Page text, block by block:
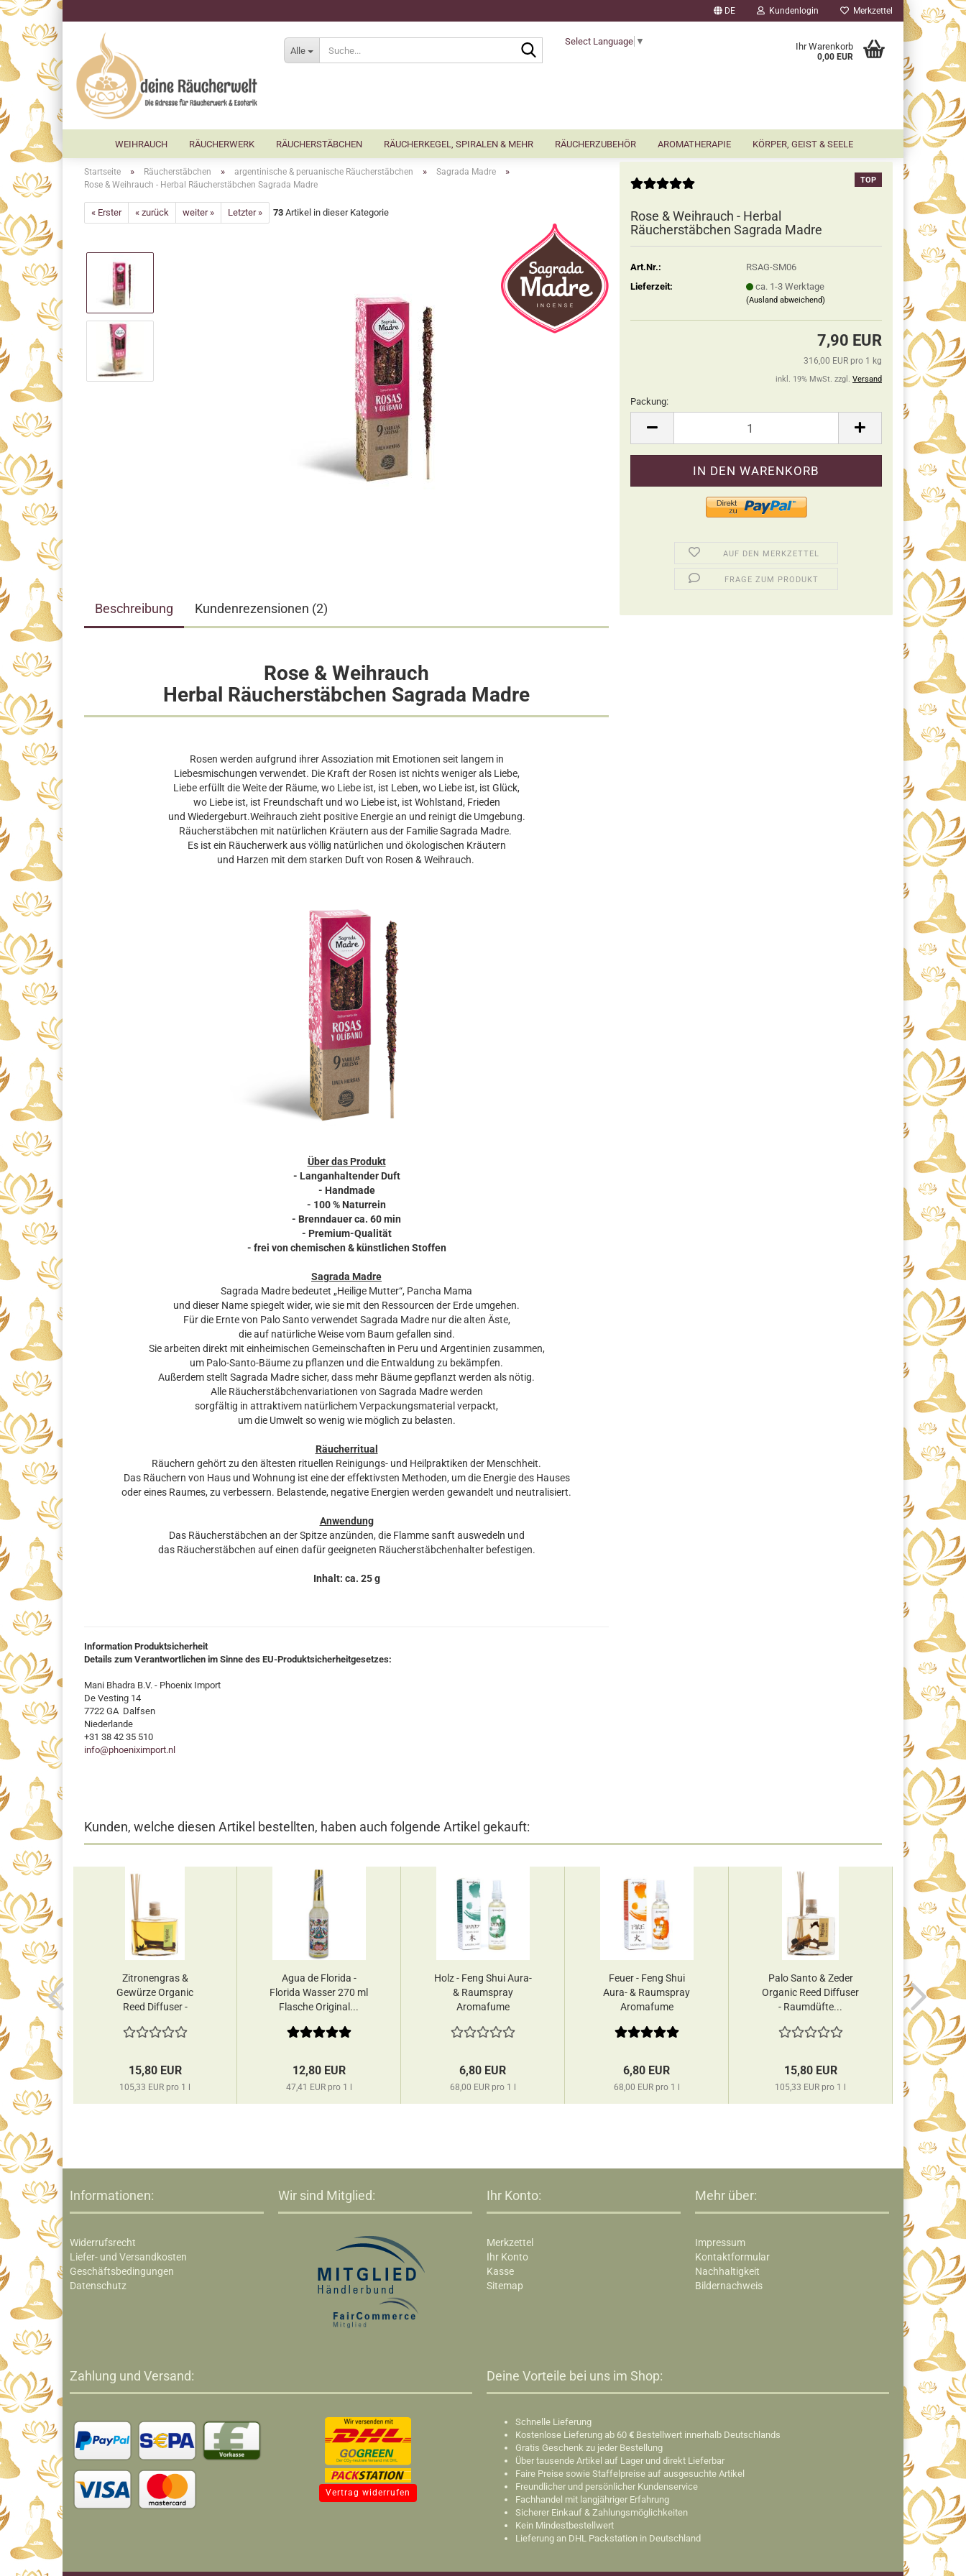
DE Kundenlogin Merkzettel
Alle
Suche...Select Language ▼ Ihr Warenkorb
0,00 EUR
WEIHRAUCH RÄUCHERWERK RÄUCHERSTÄBCHEN RÄUCHERKEGEL, SPIRALEN & MEHR RÄUCHERZUBEHÖR AROMATHERAPIE KÖRPER, GEIST & SEELE
Startseite » Räucherstäbchen » argentinische & peruanische Räucherstäbchen » Sagrada Madre »
Rose & Weihrauch - Herbal Räucherstäbchen Sagrada Madre
« Erster « zurück weiter » Letzter » 73 Artikel in dieser Kategorie
TOP
Rose & Weihrauch - Herbal
Räucherstäbchen Sagrada Madre
Art.Nr.:
RSAG-SM06
Lieferzeit:
ca. 1-3 Werktage
(Ausland abweichend)
7,90 EUR
316,00 EUR pro 1 kg
inkl. 19% MwSt. zzgl. Versand
Packung:
Packung
AUF DEN MERKZETTEL
FRAGE ZUM PRODUKT
Beschreibung Kundenrezensionen (2)
Rose & Weihrauch
Herbal Räucherstäbchen Sagrada Madre
Rosen werden aufgrund ihrer Assoziation mit Emotionen seit langem in
Liebesmischungen verwendet. Die Kraft der Rosen ist nichts weniger als Liebe,
Liebe erfüllt die Weite der Räume, wo Liebe ist, ist Leben, wo Liebe ist, ist Glück,
wo Liebe ist, ist Freundschaft und wo Liebe ist, ist Wohlstand, Frieden
und Wiedergeburt.Weihrauch zieht positive Energie an und reinigt die Umgebung.
Räucherstäbchen mit natürlichen Kräutern aus der Familie Sagrada Madre.
Es ist ein Räucherwerk aus völlig natürlichen und ökologischen Kräutern
und Harzen mit dem starken Duft von Rosen & Weihrauch.
Über das Produkt
- Langanhaltender Duft
- Handmade
- 100 % Naturrein
- Brenndauer ca. 60 min
- Premium-Qualität
- frei von chemischen & künstlichen Stoffen
Sagrada Madre
Sagrada Madre bedeutet „Heilige Mutter“, Pancha Mama
und dieser Name spiegelt wider, wie sie mit den Ressourcen der Erde umgehen.
Für die Ernte von Palo Santo verwendet Sagrada Madre nur die alten Äste,
die auf natürliche Weise vom Baum gefallen sind.
Sie arbeiten direkt mit einheimischen Gemeinschaften in Peru und Argentinien zusammen,
um Palo-Santo-Bäume zu pflanzen und die Entwaldung zu bekämpfen.
Außerdem stellt Sagrada Madre sicher, dass mehr Bäume gepflanzt werden als nötig.
Alle Räucherstäbchenvariationen von Sagrada Madre werden
sorgfältig in attraktivem natürlichem Verpackungsmaterial verpackt,
um die Umwelt so wenig wie möglich zu belasten.
Räucherritual
Räuchern gehört zu den ältesten rituellen Reinigungs- und Heilpraktiken der Menschheit.
Das Räuchern von Haus und Wohnung ist eine der effektivsten Methoden, um die Energie des Hauses
oder eines Raumes, zu verbessern. Belastende, negative Energien werden gewandelt und neutralisiert.
Anwendung
Das Räucherstäbchen an der Spitze anzünden, die Flamme sanft auswedeln und
das Räucherstäbchen auf einen dafür geeigneten Räucherstäbchenhalter befestigen.
Inhalt: ca. 25 g
Information Produktsicherheit
Details zum Verantwortlichen im Sinne des EU-Produktsicherheitgesetzes:
Mani Bhadra B.V. - Phoenix Import
De Vesting 14
7722 GA Dalfsen
Niederlande
+31 38 42 35 510
info@phoeniximport.nl
Kunden, welche diesen Artikel bestellten, haben auch folgende Artikel gekauft:
&
Zitronengras &
Gewürze Organic
Reed Diffuser -
15,80 EUR
105,33 EUR pro 1 l
Agua de Florida -
Florida Wasser 270 ml
Flasche Original...
12,80 EUR
47,41 EUR pro 1 l
Holz - Feng Shui Aura-
& Raumspray
Aromafume
6,80 EUR
68,00 EUR pro 1 l
Feuer - Feng Shui
Aura- & Raumspray
Aromafume
6,80 EUR
68,00 EUR pro 1 l
Palo Santo & Zeder
Organic Reed Diffuser
- Raumdüfte...
15,80 EUR
105,33 EUR pro 1 l
Organic
-
Informationen:
Widerrufsrecht
Liefer- und Versandkosten
Geschäftsbedingungen
Datenschutz
Wir sind Mitglied: Ihr Konto:
Merkzettel
Ihr Konto
Kasse
Sitemap
Mehr über:
Impressum
Kontaktformular
Nachhaltigkeit
Bildernachweis
Zahlung und Versand:
Vertrag widerrufen
Deine Vorteile bei uns im Shop:​
Schnelle Lieferung
Kostenlose Lieferung ab 60 € Bestellwert innerhalb Deutschlands
Gratis Geschenk zu jeder Bestellung
Über tausende Artikel auf Lager und direkt Lieferbar
Faire Preise sowie Staffelpreise auf ausgesuchte Artikel
Freundlicher und persönlicher Kundenservice
Fachhandel mit langjähriger Erfahrung
Sicherer Einkauf & Zahlungsmöglichkeiten
Kein Mindestbestellwert
Lieferung an DHL Packstation in Deutschland